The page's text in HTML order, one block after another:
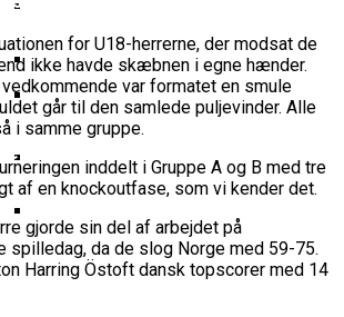
Cup Med Smalt Nederlag
Champions League
Bakken Bears Skuffede Og
Misser Champions League-
Gruppespil
Danske Tobias Jensen Fik
Spilletid I Testkamp Mod
Portland Trail Blazers
Danske Tobias Jensen Skal Møde
Portland Trail Blazers I NBA-
USA
Basketball-OL 2024: Se
Grupperne Og Sæt Krydser I Din
Kalender
Medie: Lebron James Vil Stå I
Spidsen For USA Ved OL 2024
I Dansk Basket Boomer:
Fremgang For 12. År I Træk
for U18-herrerne, der modsat de
ikke havde skæbnen i egne hænder.
var formatet en smule
går til den samlede puljevinder. Alle
i samme gruppe.
inddelt i Gruppe A og B med tre
af en knockoutfase, som vi kender det.
gjorde sin del af arbejdet på
spilledag, da de slog Norge med 59-75.
Harring Östoft dansk topscorer med 14